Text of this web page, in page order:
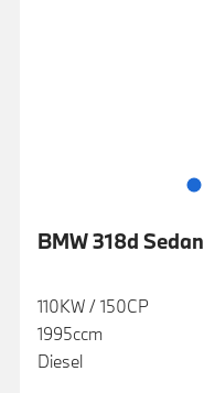
BMW 318d Sedan
110KW / 150CP
1995ccm
Diesel